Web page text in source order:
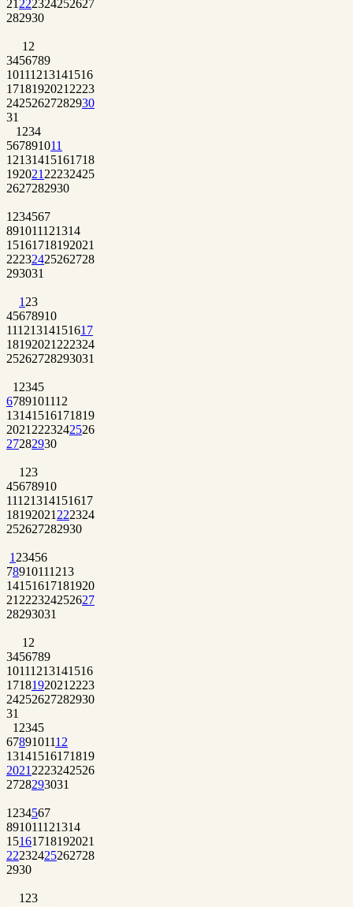
21 222324252627
282930
1 2
3456789
10111213141516
1718192021 2223
24252627282930
31
1 234
567891011
12131415161718
192021 22232425
2627282930
1 234567
891011121314
15161718192021
22232425262728
293031
1 23
45678910
11121314151617
18192021 222324
25262728293031
1 2345
6789101112
13141516171819
2021 2223242526
27282930
1 23
45678910
11121314151617
18192021 222324
252627282930
1 23456
78910111213
14151617181920
21 222324252627
28293031
1 2
3456789
10111213141516
1718192021 2223
24252627282930
31
1 2345
6789101112
13141516171819
2021 2223242526
2728293031
1 234567
891011121314
15161718192021
22232425262728
2930
1 23